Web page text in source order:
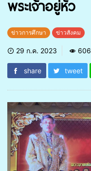
พระเจ้าอยู่หัว
ข่าวการศึกษา ข่าวสังคม
29 ก.ค. 2023 606
share tweet